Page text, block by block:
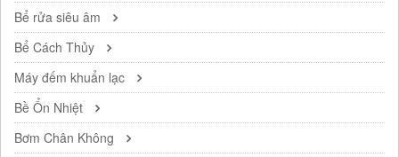
Bể rửa siêu âm
Bể Cách Thủy
Máy đếm khuẩn lạc
Bề Ổn Nhiệt
Bơm Chân Không